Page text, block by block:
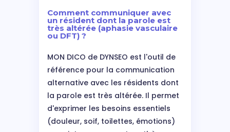
Comment communiquer avec
un résident dont la parole est
très altérée (aphasie vasculaire
ou DFT) ?
MON DICO de DYNSEO est l'outil de
référence pour la communication
alternative avec les résidents dont
la parole est très altérée. Il permet
d'exprimer les besoins essentiels
(douleur, soif, toilettes, émotions)